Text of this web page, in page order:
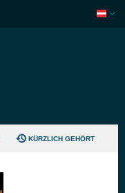
KÜRZLICH GEHÖRT